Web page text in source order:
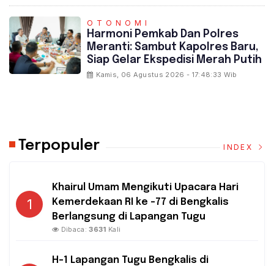
OTONOMI
Harmoni Pemkab Dan Polres
Meranti: Sambut Kapolres Baru,
Siap Gelar Ekspedisi Merah Putih
Kamis, 06 Agustus 2026 - 17:48:33 Wib
Terpopuler INDEX
1
Khairul Umam Mengikuti Upacara Hari
Kemerdekaan RI ke -77 di Bengkalis
Berlangsung di Lapangan Tugu
Dibaca:3631 Kali
H-1 Lapangan Tugu Bengkalis di